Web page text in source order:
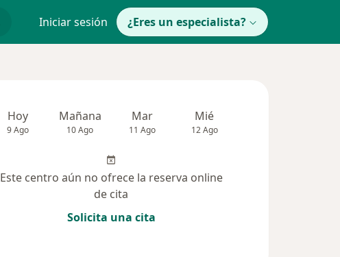
Iniciar sesión ¿Eres un especialista?
Hoy
9 Ago
Mañana
10 Ago
Mar
11 Ago
Mié
12 Ago
Este centro aún no ofrece la reserva online
de cita
Solicita una cita